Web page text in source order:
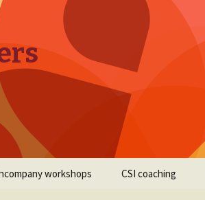
workshops CSI coaching